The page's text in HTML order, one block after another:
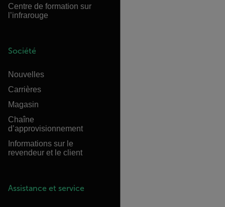
Centre de formation sur
l’infrarouge
Société
Nouvelles
Carrières
Magasin
Chaîne
d’approvisionnement
Informations sur le
revendeur et le client
Assistance et service